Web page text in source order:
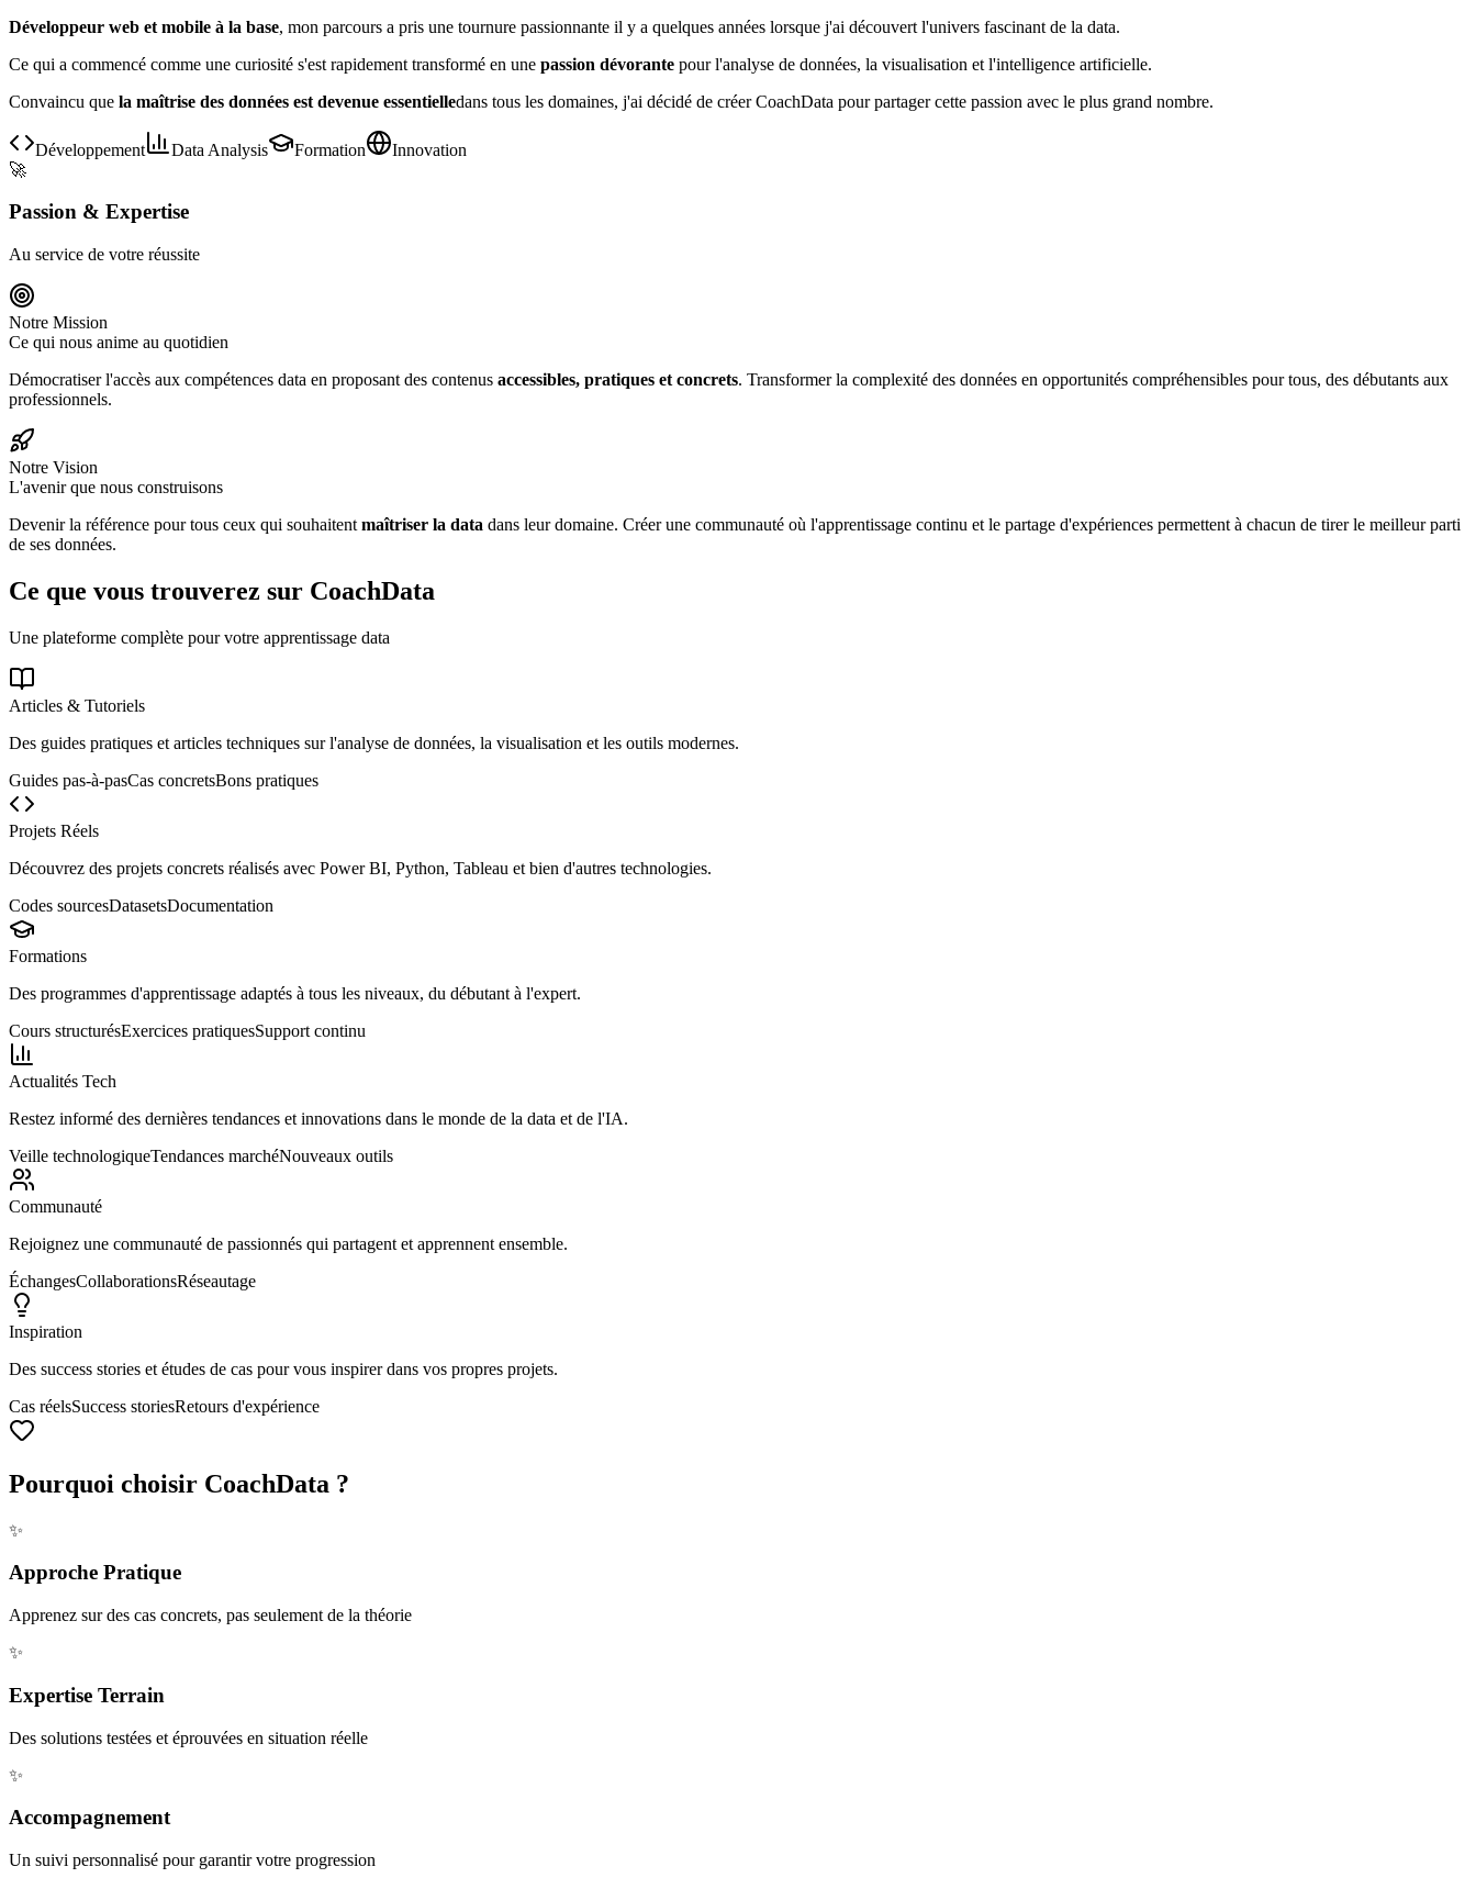
Développeur web et mobile à la base, mon parcours a pris une tournure passionnante il y a quelques années lorsque j'ai découvert l'univers fascinant de la data.
Ce qui a commencé comme une curiosité s'est rapidement transformé en une passion dévorante pour l'analyse de données, la visualisation et l'intelligence artificielle.
Convaincu que la maîtrise des données est devenue essentielledans tous les domaines, j'ai décidé de créer CoachData pour partager cette passion avec le plus grand nombre.
Développement Data Analysis Formation
Innovation
🚀
Passion & Expertise
Au service de votre réussite
Notre Mission
Ce qui nous anime au quotidien
Démocratiser l'accès aux compétences data en proposant des contenus accessibles, pratiques et concrets. Transformer la complexité des données en opportunités compréhensibles pour tous, des débutants aux
professionnels.
Notre Vision
L'avenir que nous construisons
Devenir la référence pour tous ceux qui souhaitent maîtriser la data dans leur domaine. Créer une communauté où l'apprentissage continu et le partage d'expériences permettent à chacun de tirer le meilleur parti
de ses données.
Ce que vous trouverez sur CoachData
Une plateforme complète pour votre apprentissage data
Articles & Tutoriels
Des guides pratiques et articles techniques sur l'analyse de données, la visualisation et les outils modernes.
Guides pas-à-pasCas concretsBons pratiques
Projets Réels
Découvrez des projets concrets réalisés avec Power BI, Python, Tableau et bien d'autres technologies.
Codes sourcesDatasetsDocumentation
Formations
Des programmes d'apprentissage adaptés à tous les niveaux, du débutant à l'expert.
Cours structurésExercices pratiquesSupport continu
Actualités Tech
Restez informé des dernières tendances et innovations dans le monde de la data et de l'IA.
Veille technologiqueTendances marchéNouveaux outils
Communauté
Rejoignez une communauté de passionnés qui partagent et apprennent ensemble.
ÉchangesCollaborationsRéseautage
Inspiration
Des success stories et études de cas pour vous inspirer dans vos propres projets.
Cas réelsSuccess storiesRetours d'expérience
Pourquoi choisir CoachData ?
✨
Approche Pratique
Apprenez sur des cas concrets, pas seulement de la théorie
✨
Expertise Terrain
Des solutions testées et éprouvées en situation réelle
✨
Accompagnement
Un suivi personnalisé pour garantir votre progression